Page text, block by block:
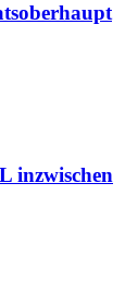
inzwischen